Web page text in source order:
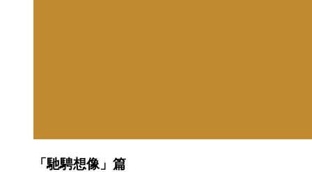
「馳騁想像」篇